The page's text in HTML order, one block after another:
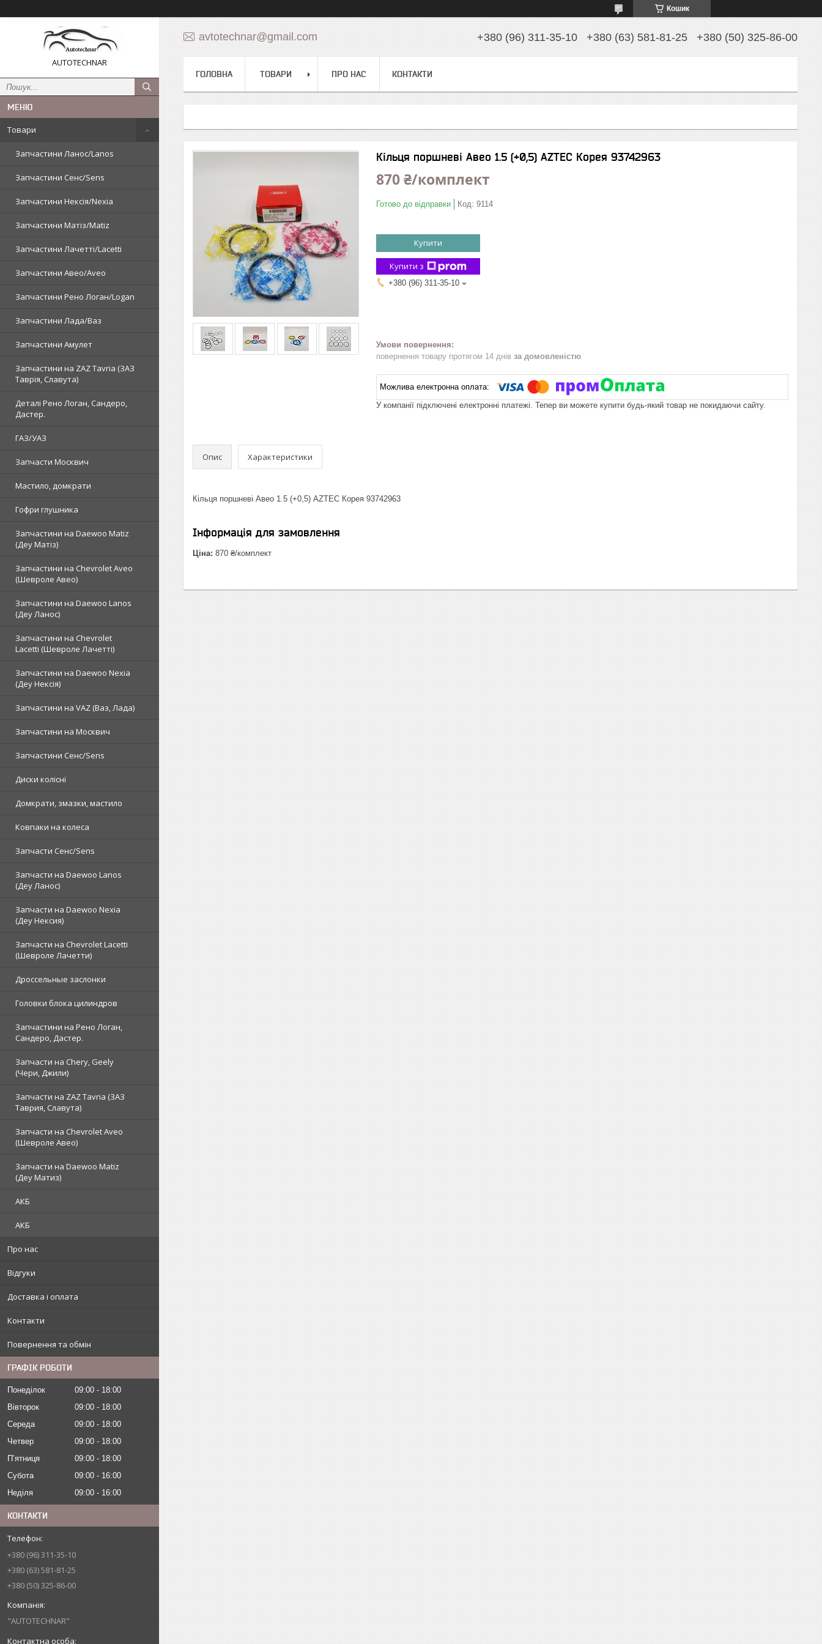
Кошик
AUTOTECHNAR
Товари
Запчастини Ланос/Lanos
Запчастини Сенс/Sens
Запчастини Нексія/Nexia
Запчастини Матіз/Matiz
Запчастини Лачетті/Lacetti
Запчастини Авео/Aveo
Запчастини Рено Логан/Logan
Запчастини Лада/Ваз
Запчастини Амулет
Запчастини на ZAZ Tavria (ЗАЗ
Таврія, Славута)
Деталі Рено Логан, Сандеро,
Дастер.
ГАЗ/УАЗ
Запчасти Москвич
Мастило, домкрати
Гофри глушника
Запчастини на Daewoo Matiz
(Деу Матіз)
Запчастини на Chevrolet Aveo
(Шевроле Авео)
Запчастини на Daewoo Lanos
(Деу Ланос)
Запчастини на Chevrolet
Lacetti (Шевроле Лачетті)
Запчастини на Daewoo Nexia
(Деу Нексія)
Запчастини на VAZ (Ваз, Лада)
Запчастини на Москвич
Запчастини Сенс/Sens
Диски колісні
Домкрати, змазки, мастило
Ковпаки на колеса
Запчасти Сенс/Sens
Запчасти на Daewoo Lanos
(Деу Ланос)
Запчасти на Daewoo Nexia
(Деу Нексия)
Запчасти на Chevrolet Lacetti
(Шевроле Лачетти)
Дроссельные заслонки
Головки блока цилиндров
Запчастини на Рено Логан,
Сандеро, Дастер.
Запчасти на Chery, Geely
(Чери, Джили)
Запчасти на ZAZ Tavria (ЗАЗ
Таврия, Славута)
Запчасти на Chevrolet Aveo
(Шевроле Авео)
Запчасти на Daewoo Matiz
(Деу Матиз)
АКБ
АКБ
Про нас
Відгуки
Доставка і оплата
Контакти
Повернення та обмін
ГРАФІК РОБОТИ
Понеділок 09:00
18:00
Вівторок
09:00
18:00
Середа
09:00
18:00
Четвер
09:00
18:00
Пʼятниця
09:00
18:00
Субота
09:00
16:00
Неділя
09:00 16:00
КОНТАКТИ
+380 (96) 311-35-10
+380 (63) 581-81-25
+380 (50) 325-86-00
"AUTOTECHNAR"
avtotechnar@gmail.com +380 (96) 311-35-10 +380 (63) 581-81-25 +380 (50) 325-86-00
ГОЛОВНА ТОВАРИ ПРО НАС КОНТАКТИ
Кільця поршневі Авео 1.5 (+0,5) AZTEC Корея 93742963
870 ₴/комплект
Готово до відправки Код: 9114
Купити
Купити з
+380 (96) 311-35-10
повернення товару протягом 14 днів за домовленістю
У компанії підключені електронні платежі. Тепер ви можете купити будь-який товар не покидаючи сайту.
Опис Характеристики
Кільця поршневі Авео 1.5 (+0,5) AZTEC Корея 93742963
Інформація для замовлення
Ціна: 870 ₴/комплект